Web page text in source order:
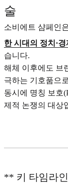
술
소비에트 샴페인
한 시대의 정치·
습니다.
해체 이후에도 브
극하는 기호품으
동시에 명칭 보호
제적 논쟁의 대상
** 키 타임라